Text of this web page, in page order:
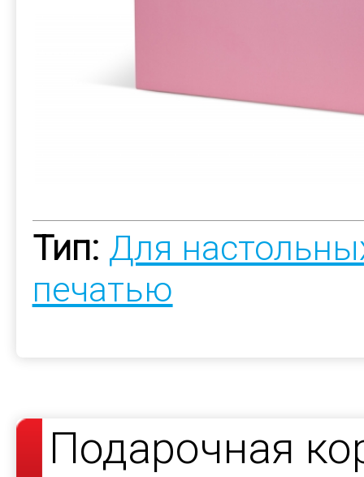
Тип: Для
печатью
Подарочная